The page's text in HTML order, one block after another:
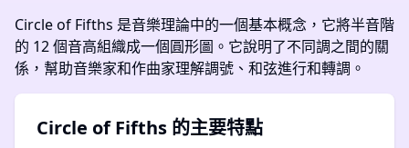
Circle of Fifths 是音樂理論中的一個基本概念，它將半音階
的 12 個音高組織成一個圓形圖。它說明了不同調之間的關
係，幫助音樂家和作曲家理解調號、和弦進行和轉調。
Circle of Fifths 的主要特點